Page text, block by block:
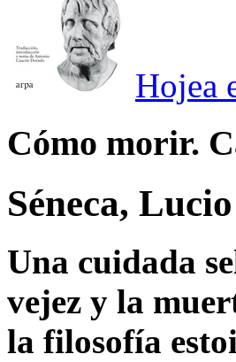
Hojea
Cómo morir.
Séneca,
Una cuidada
vejez y la
la filosofía